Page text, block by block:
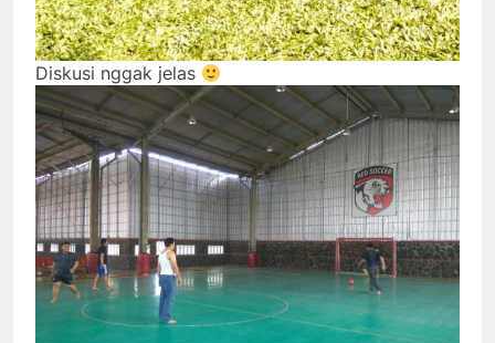
Diskusi nggak jelas